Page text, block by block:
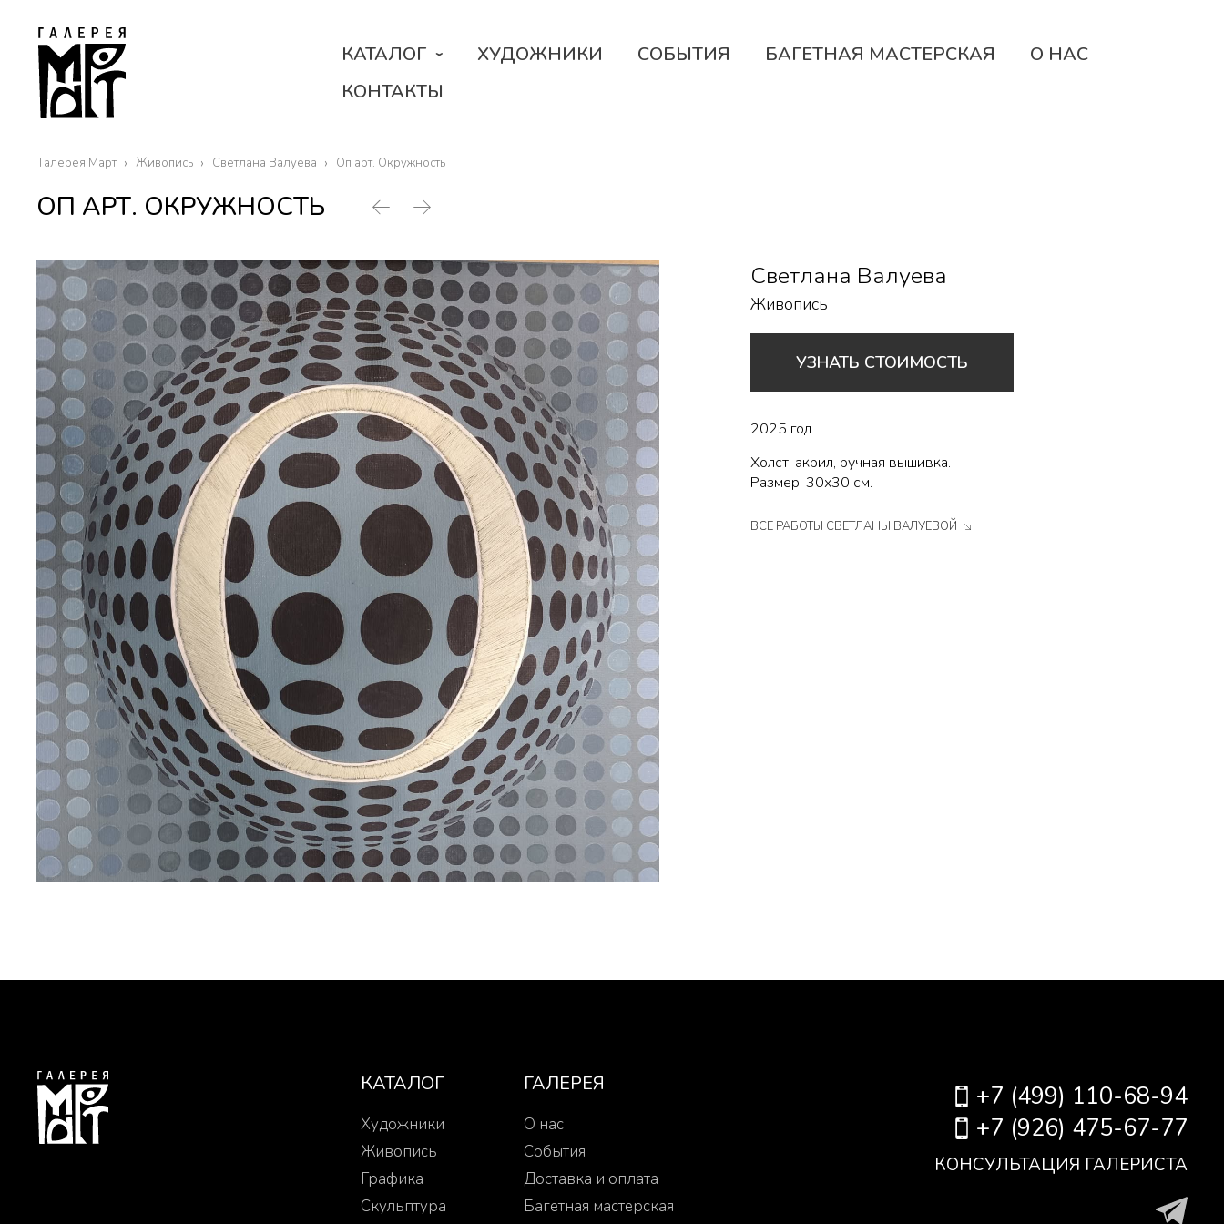
КАТАЛОГ ХУДОЖНИКИ СОБЫТИЯ БАГЕТНАЯ МАСТЕРСКАЯ
О НАС
КОНТАКТЫ
Галерея Март Живопись Светлана Валуева Оп арт. Окружность
ОП АРТ. ОКРУЖНОСТЬ
Светлана Валуева
Живопись
УЗНАТЬ СТОИМОСТЬ
2025 год
Холст, акрил, ручная вышивка.
Размер: 30х30 см.
ВСЕ РАБОТЫ СВЕТЛАНЫ ВАЛУЕВОЙ
КАТАЛОГ
Художники
Живопись
Графика
Скульптура
ГАЛЕРЕЯ
О нас
События
Доставка и оплата
Багетная мастерская
+7 (499) 110-68-94
+7 (926) 475-67-77
КОНСУЛЬТАЦИЯ ГАЛЕРИСТА